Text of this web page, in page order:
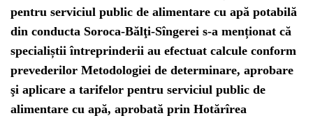
pentru serviciul public de alimentare cu apă potabilă
din conducta Soroca-Bălţi-Sîngerei s-a menționat că
specialiștii întreprinderii au efectuat calcule conform
prevederilor Metodologiei de determinare, aprobare
şi aplicare a tarifelor pentru serviciul public de
alimentare cu apă, aprobată prin Hotărîrea